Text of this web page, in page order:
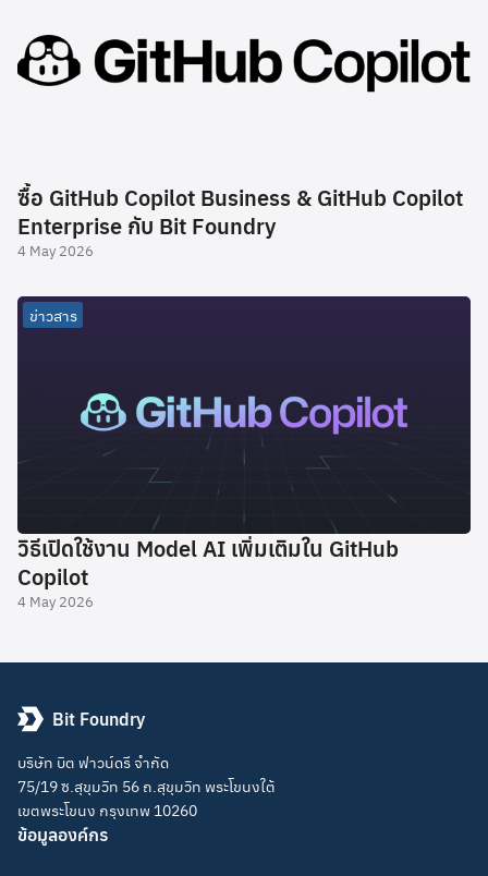
ซื้อ GitHub Copilot Business & GitHub Copilot
Enterprise กับ Bit Foundry
4 May 2026
ข่าวสาร
วิธีเปิดใช้งาน Model AI เพิ่มเติมใน GitHub
Copilot
4 May 2026
Bit Foundry
บริษัท บิต ฟาวน์ดรี จำกัด
75/19 ซ.สุขุมวิท 56 ถ.สุขุมวิท พระโขนงใต้
เขตพระโขนง กรุงเทพ 10260
ข้อมูลองค์กร